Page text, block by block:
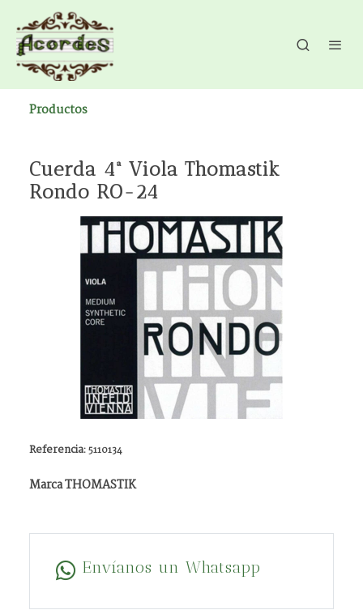
Productos
Cuerda 4ª Viola Thomastik
Rondo RO-24
Referencia:5110134
Marca THOMASTIK
Envíanos un Whatsapp